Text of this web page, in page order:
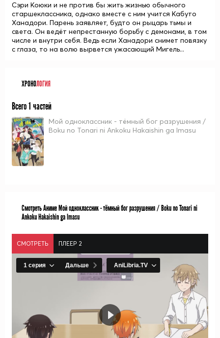
Сэри Коюки и не против бы жить жизнью обычного
старшеклассника, однако вместе с ним учится Кабуто
Ханадори. Парень заявляет, будто он рыцарь тьмы и
света. Он ведёт непрестанную борьбу с демонами, в том
числе и внутри себя. Ведь если Ханадори снимет повязку
с глаза, то на волю вырвется ужасающий Мигель...
ХРОНОЛОГИЯ
Всего 1 частей
Мой одноклассник - тёмный бог разрушения /
Boku no Tonari ni Ankoku Hakaishin ga Imasu
Смотреть Аниме Мой одноклассник - тёмный бог разрушения / Boku no Tonari ni
Ankoku Hakaishin ga Imasu
СМОТРЕТЬ ПЛЕЕР 2